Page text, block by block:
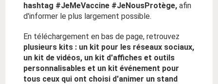
hashtag #JeMeVaccine #JeNousProtège, afin
d'informer le plus largement possible.
En téléchargement en bas de page, retrouvez
plusieurs kits : un kit pour les réseaux sociaux,
un kit de vidéos, un kit d'affiches et outils
personnalisables et un kit événement pour
tous ceux qui ont choisi d'animer un stand